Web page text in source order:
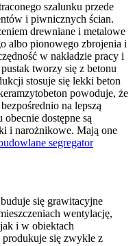
szalunku przede
i piwnicznych ścian.
drewniane i metalowe
albo pionowego zbrojenia i
w nakładzie pracy i
tworzy się z betonu
stosuje się lekki beton
powoduje, że
na lepszą
dostępne są
i narożnikowe. Mają one
segregator
się grawitacyjne
wentylację,
i w obiektach
produkuje się zwykle z